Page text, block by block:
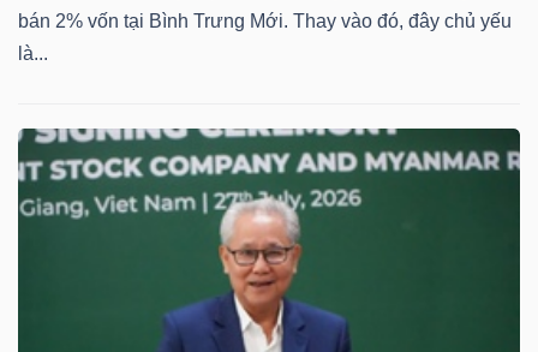
bán 2% vốn tại Bình Trưng Mới. Thay vào đó, đây chủ yếu
là...